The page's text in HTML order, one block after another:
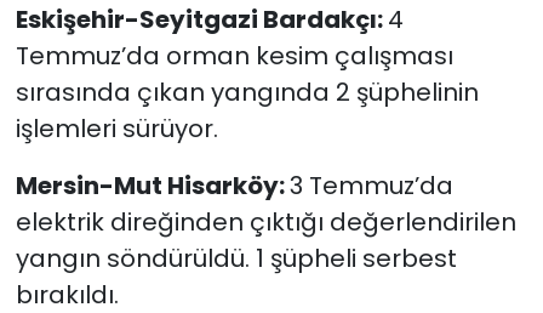
Eskişehir-Seyitgazi Bardakçı:4
Temmuz’da orman kesim çalışması
sırasında çıkan yangında 2 şüphelinin
işlemleri sürüyor.
Mersin-Mut Hisarköy:3 Temmuz’da
elektrik direğinden çıktığı değerlendirilen
yangın söndürüldü. 1 şüpheli serbest
bırakıldı.